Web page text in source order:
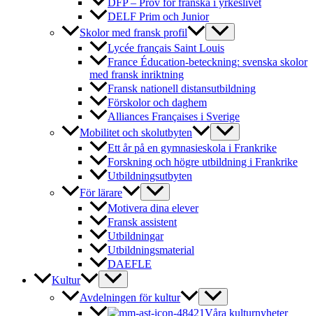
DFP – Prov för franska i yrkeslivet
DELF Prim och Junior
Skolor med fransk profil
Lycée français Saint Louis
France Éducation-beteckning: svenska skolor
med fransk inriktning
Fransk nationell distansutbildning
Förskolor och daghem
Alliances Françaises i Sverige
Mobilitet och skolutbyten
Ett år på en gymnasieskola i Frankrike
Forskning och högre utbildning i Frankrike
Utbildningsutbyten
För lärare
Motivera dina elever
Fransk assistent
Utbildningar
Utbildningsmaterial
DAEFLE
Kultur
Avdelningen för kultur
Våra kulturnyheter